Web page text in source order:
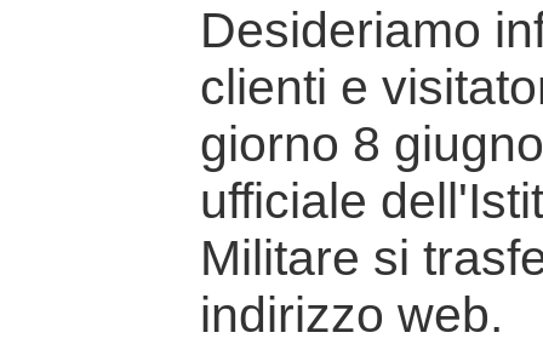
Desideriamo
clienti e
giorno 8
ufficiale
Militare si
indirizzo web.